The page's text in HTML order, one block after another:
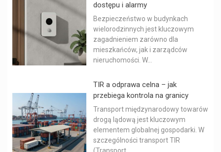
dostępu i alarmy
Bezpieczeństwo w budynkach
wielorodzinnych jest kluczowym
zagadnieniem zarówno dla
mieszkańców, jak i zarządców
nieruchomości. W...
TIR a odprawa celna – jak
przebiega kontrola na granicy
Transport międzynarodowy towarów
drogą lądową jest kluczowym
elementem globalnej gospodarki. W
szczególności transport TIR